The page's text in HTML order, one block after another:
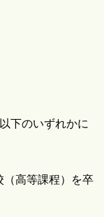
下のいずれかに
（高等課程）を卒